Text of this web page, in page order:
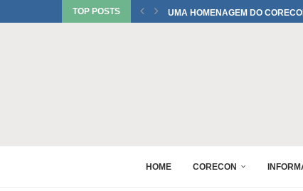
TOP POSTS UMA HOMENAGEM DO
HOME CORECON